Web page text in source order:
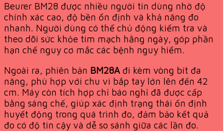
Beurer BM28 được nhiều người tin dùng nhờ độ
chính xác cao, độ bền ổn định và khả năng đo
nhanh. Người dùng có thể chủ động kiểm tra và
theo dõi sức khỏe tim mạch hằng ngày, góp phần
hạn chế nguy cơ mắc các bệnh nguy hiểm.
Ngoài ra, phiên bản BM28A đi kèm vòng bít đa
năng, phù hợp với chu vi bắp tay lớn lên đến 42
cm. Máy còn tích hợp chỉ báo nghỉ đã được cấp
bằng sáng chế, giúp xác định trạng thái ổn định
huyết động trong quá trình đo, đảm bảo kết quả
đo có độ tin cậy và dễ so sánh giữa các lần đo.